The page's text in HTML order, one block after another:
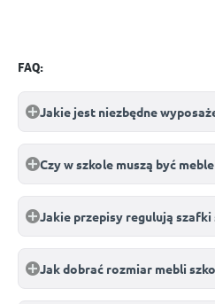
FAQ:
Jakie jest niezbędne
Czy w szkole muszą być
Jakie przepisy regulują szafki
Jak dobrać rozmiar mebli